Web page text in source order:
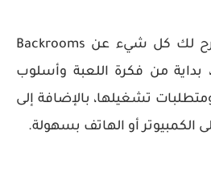
لك كل شيء عن Backrooms
، بداية من فكرة اللعبة وأسلوب
تشغيلها، بالإضافة إلى
الكمبيوتر أو الهاتف بسهولة.